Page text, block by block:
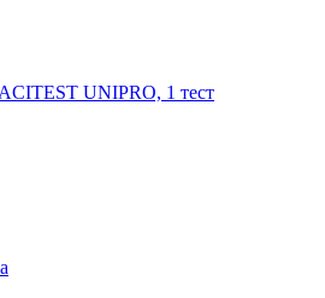
UNIPRO, 1 тест